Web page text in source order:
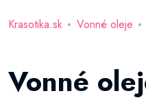
Krasotika.sk Vonné oleje
Vonné